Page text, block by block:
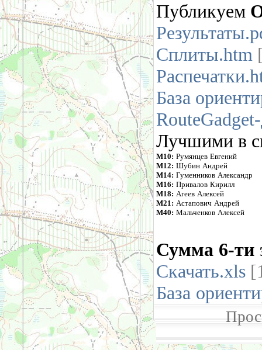
Публикуем
Сплиты.htm
База
Лучшими в
М10: Румянцев Евгений
М12: Шубин Андрей
М14: Гуменников Александр
М16: Привалов Кирилл
М18: Агеев Алексей
М21: Астапович Андрей
М40: Мальченков Алексей
Сумма 6-ти
Скачать.xls
База